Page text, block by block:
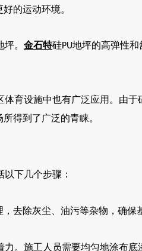
的运动环境。
坪。 金石特硅PU地坪的高弹性
体育设施中也有广泛应用。由于
得到了广泛的青睐。
下几个步骤：
去除灰尘、油污等杂物，确保
力。施工人员需要均匀地涂布